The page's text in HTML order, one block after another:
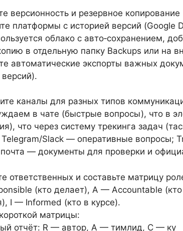
версионность и резервное копирование
платформы с историей версий (Google
облако с авто‑сохранением,
в отдельную папку Backups или на
автоматические экспорты важных
каналы для разных типов
в чате (быстрые вопросы), что в
что через систему трекинга задач
Slack — оперативные вопросы;
— документы для проверки и
ответственных и составьте матрицу
(кто делает), A — Accountable
I — Informed (кто в курсе).
матрицы:
отчёт: R — автор, A — тимлид, C — ку